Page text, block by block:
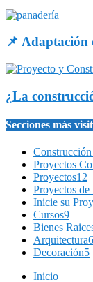
📌 Adaptación
¿La
Secciones más
Proyectos
Proyectos12
Proyectos
Inicie su
Cursos9
Bienes
Arquitectura6
Decoración5
Inicio